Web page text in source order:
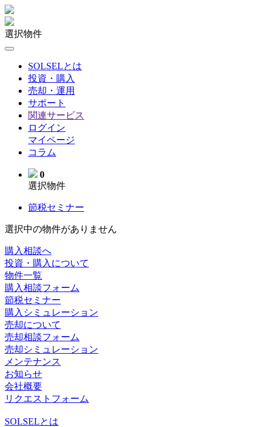
選択物件
SOLSELとは
投資・購入
売却・運用
サポート
関連サービス
ログイン
マイページ
コラム
0
選択物件
節税セミナー
選択中の物件がありません
購入相談へ
投資・購入について
物件一覧
購入相談フォーム
節税セミナー
購入シミュレーション
売却について
売却相談フォーム
売却シミュレーション
メンテナンス
お知らせ
会社概要
リクエストフォーム
SOLSELとは